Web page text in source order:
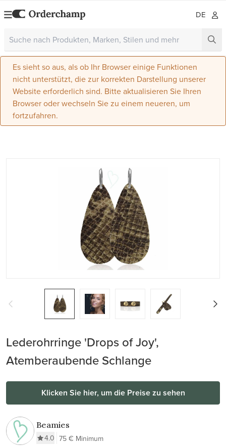
DE
Es sieht so aus, als ob Ihr Browser einige Funktionen
nicht unterstützt, die zur korrekten Darstellung unserer
Website erforderlich sind. Bitte aktualisieren Sie Ihren
Browser oder wechseln Sie zu einem neueren, um
fortzufahren.
Lederohrringe 'Drops of Joy',
Atemberaubende Schlange
Klicken Sie hier, um die Preise zu sehen
Beamies
4.0 75 € Minimum